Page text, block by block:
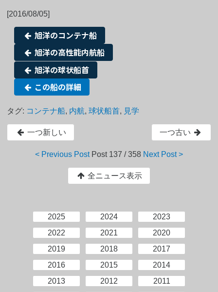
[2016/08/05]
旭洋のコンテナ船
旭洋の高性能内航船
旭洋の球状船首
この船の詳細
タグ: コンテナ船, 内航,球状船首, 見学
一つ新しい 一つ古い
< Previous Post Post 137 / 358 Next Post >
全ニュース表示
2025 2024
2023
2022
2021
2020
2019
2018
2017
2016
2015
2014
2013
2012
2011